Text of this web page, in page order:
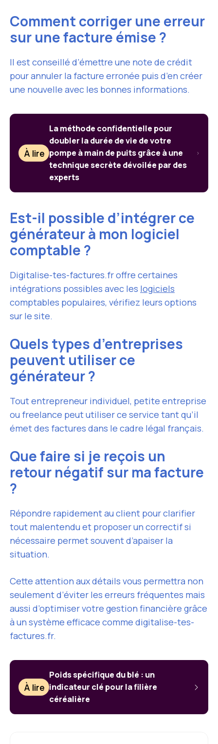
Comment corriger une erreur
sur une facture émise ?
Il est conseillé d’émettre une note de crédit
pour annuler la facture erronée puis d’en créer
une nouvelle avec les bonnes informations.
À lire
La méthode confidentielle pour
doubler la durée de vie de votre
pompe à main de puits grâce à une
technique secrète dévoilée par des
experts
Est-il possible d’intégrer ce
générateur à mon logiciel
comptable ?
Digitalise-tes-factures.fr offre certaines
intégrations possibles avec les logiciels
comptables populaires, vérifiez leurs options
sur le site.
Quels types d’entreprises
peuvent utiliser ce
générateur ?
Tout entrepreneur individuel, petite entreprise
ou freelance peut utiliser ce service tant qu’il
émet des factures dans le cadre légal français.
Que faire si je reçois un
retour négatif sur ma facture
?
Répondre rapidement au client pour clarifier
tout malentendu et proposer un correctif si
nécessaire permet souvent d’apaiser la
situation.
Cette attention aux détails vous permettra non
seulement d’éviter les erreurs fréquentes mais
aussi d’optimiser votre gestion financière grâce
à un système efficace comme digitalise-tes-
factures.fr.
À lire
Poids spécifique du blé : un
indicateur clé pour la filière
céréalière